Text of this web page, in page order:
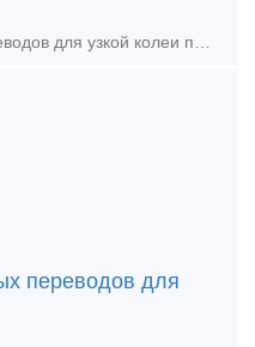
Производство стрелочных переводов для узкой колеи по любому проекту СП 18 СП24 СП33 СП43 СП50
переводов для